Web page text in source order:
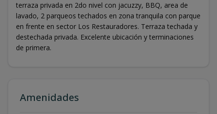
terraza privada en 2do nivel con jacuzzy, BBQ, area de
lavado, 2 parqueos techados en zona tranquila con parque
en frente en sector Los Restauradores. Terraza techada y
destechada privada. Excelente ubicación y terminaciones
de primera.
Amenidades